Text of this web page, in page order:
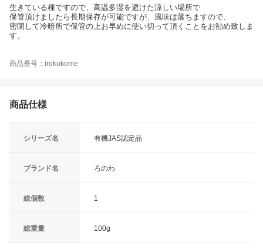
生きている種ですので、高温多湿を避けた涼しい場所で
保管頂けましたら長期保存が可能ですが、風味は落ちますので、
密閉して冷暗所で保管の上お早めに使い切って頂くことをお勧め致しま
す。
商品番号：irokokome
商品仕様
シリーズ名 有機JAS認定品
ブランド名 ろのわ
総個数 1
総重量 100g